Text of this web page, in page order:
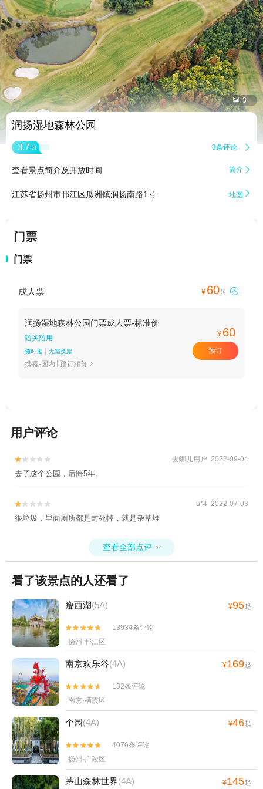
 3
润扬湿地森林公园
3.7 分 3条评论 
查看景点简介及开放时间 简介 
江苏省扬州市邗江区瓜洲镇润扬南路1号 地图 
门票
门票
成人票 ¥ 60起 
润扬湿地森林公园门票成人票-标准价
随买随用
随时退 无需换票
携程-国内 预订须知 
¥ 60
预订
用户评论

 去哪儿用户 2022-09-04
去了这个公园，后悔5年。

 u*4 2022-07-03
很垃圾，里面厕所都是封死掉，就是杂草堆
查看全部点评 
看了该景点的人还看了
瘦西湖(5A) ¥95起


13934条评论
扬州·邗江区
南京欢乐谷(4A) ¥169起


132条评论
南京·栖霞区
个园(4A) ¥46起


4076条评论
扬州·广陵区
茅山森林世界(4A) ¥145起
